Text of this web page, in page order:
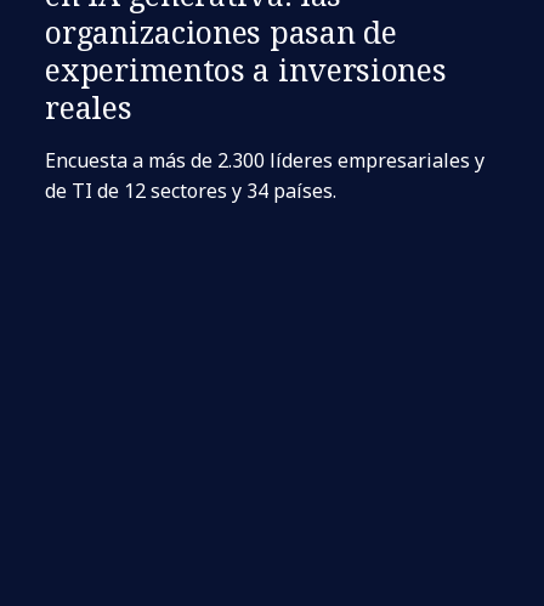
organizaciones pasan de
experimentos a inversiones
reales
Encuesta a más de 2.300 líderes empresariales y
de TI de 12 sectores y 34 países.